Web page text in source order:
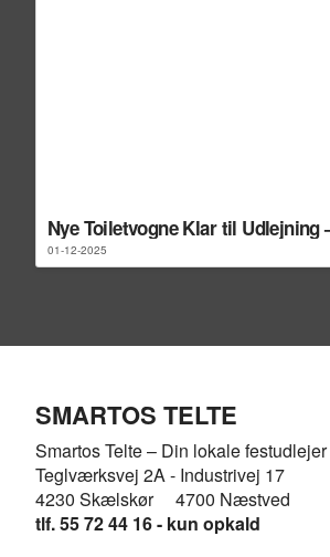
Nye Toiletvogne Klar til Udlejning
01-12-2025
SMARTOS TELTE
Smartos Telte – Din lokale festudlejer
Teglværksvej 2A - Industrivej 17
4230 Skælskør 4700 Næstved
tlf. 55 72 44 16 - kun opkald